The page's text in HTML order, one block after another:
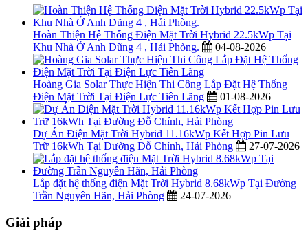
Hoàn Thiện Hệ Thống Điện Mặt Trời Hybrid 22.5kWp Tại
Khu Nhà Ở Anh Dũng 4 , Hải Phòng.
04-08-2026
Hoàng Gia Solar Thực Hiện Thi Công Lắp Đặt Hệ Thống
Điện Mặt Trời Tại Điện Lực Tiên Lãng
01-08-2026
Dự Án Điện Mặt Trời Hybrid 11.16kWp Kết Hợp Pin Lưu
Trữ 16kWh Tại Đường Đỗ Chính, Hải Phòng
27-07-2026
Lắp đặt hệ thống điện Mặt Trời Hybrid 8.68kWp Tại Đường
Trần Nguyên Hãn, Hải Phòng
24-07-2026
Giải pháp